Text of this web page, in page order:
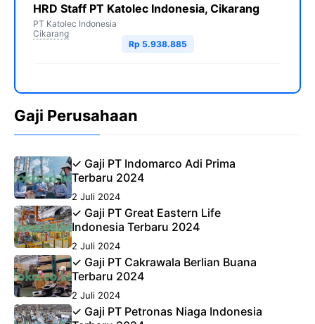
HRD Staff PT Katolec Indonesia, Cikarang
PT Katolec Indonesia
Cikarang
Rp 5.938.885
Gaji Perusahaan
✓ Gaji PT Indomarco Adi Prima
Terbaru 2024
2 Juli 2024
✓ Gaji PT Great Eastern Life
Indonesia Terbaru 2024
2 Juli 2024
✓ Gaji PT Cakrawala Berlian Buana
Terbaru 2024
2 Juli 2024
✓ Gaji PT Petronas Niaga Indonesia